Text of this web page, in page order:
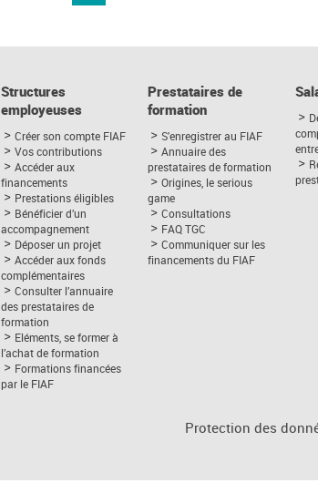
Structures
employeuses
Créer son compte FIAF
Vos contributions
Accéder aux
financements
Prestations éligibles
Bénéficier d’un
accompagnement
Déposer un projet
Accéder aux fonds
complémentaires
Consulter l’annuaire
des prestataires de
formation
Eléments, se former à
l’achat de formation
Formations financées
par le FIAF
Prestataires de
formation
S'enregistrer au FIAF
Annuaire des
prestataires de formation
Origines, le serious
game
Consultations
FAQ TGC
Communiquer sur les
financements du FIAF
Protection des